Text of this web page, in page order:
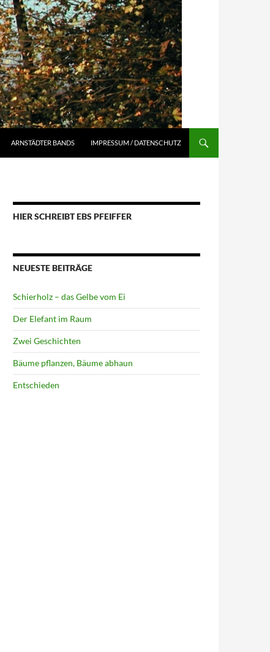
ARNSTÄDTER BANDS IMPRESSUM / DATENSCHUTZ
HIER SCHREIBT EBS PFEIFFER
NEUESTE BEITRÄGE
Schierholz – das Gelbe vom Ei
Der Elefant im Raum
Zwei Geschichten
Bäume pflanzen, Bäume abhaun
Entschieden